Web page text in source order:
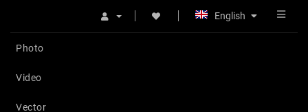
English
Photo
Video
Vector